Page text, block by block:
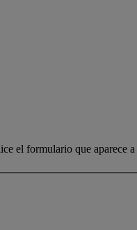
el formulario que aparece